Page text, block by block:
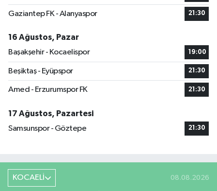
Gaziantep FK - Alanyaspor 21:30
16 Ağustos, Pazar
Başakşehir - Kocaelispor
19:00
Beşiktaş - Eyüpspor 21:30
Amed - Erzurumspor FK 21:30
17 Ağustos, Pazartesi
Samsunspor - Göztepe
21:30
KOCAELİ 08.08.2026